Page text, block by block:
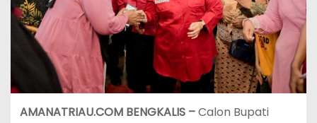
AMANATRIAU.COM BENGKALIS –Calon Bupati